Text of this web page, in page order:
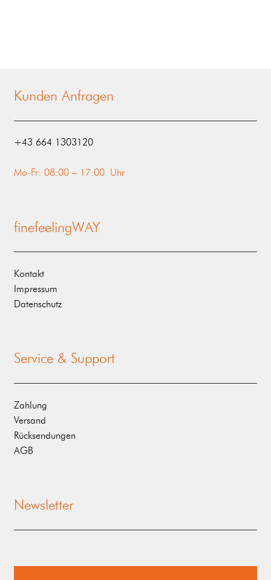
Kunden Anfragen
‭+43 664 1303120‬
Mo-Fr: 08:00 – 17:00 Uhr
finefeelingWAY
Kontakt
Impressum
Datenschutz
Service & Support
Zahlung
Versand
Rücksendungen
AGB
Newsletter